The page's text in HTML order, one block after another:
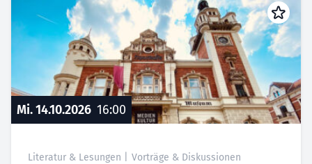
Mi. 14.10.2026 16:00
Literatur & Lesungen Vorträge & Diskussionen